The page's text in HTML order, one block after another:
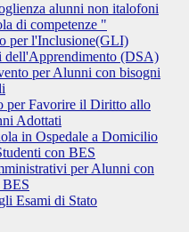
alunni non italofoni
di competenze "
per l'Inclusione(GLI)
dell'Apprendimento (DSA)
per Alunni con bisogni
per Favorire il Diritto allo
Adottati
in Ospedale a Domicilio
con BES
per Alunni con
Esami di Stato